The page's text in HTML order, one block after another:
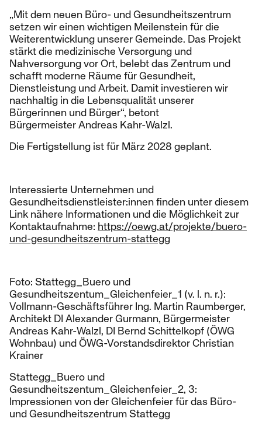
„Mit dem neuen Büro- und Gesundheitszentrum
setzen wir einen wichtigen Meilenstein für die
Weiterentwicklung unserer Gemeinde. Das Projekt
stärkt die medizinische Versorgung und
Nahversorgung vor Ort, belebt das Zentrum und
schafft moderne Räume für Gesundheit,
Dienstleistung und Arbeit. Damit investieren wir
nachhaltig in die Lebensqualität unserer
Bürgerinnen und Bürger“, betont
Bürgermeister Andreas Kahr-Walzl.
Die Fertigstellung ist für März 2028 geplant.
Interessierte Unternehmen und
Gesundheitsdienstleister:innen finden unter diesem
Link nähere Informationen und die Möglichkeit zur
Kontaktaufnahme: https://oewg.at/projekte/buero-
und-gesundheitszentrum-stattegg
Foto: Stattegg_Buero und
Gesundheitszentum_Gleichenfeier_1 (v. l. n. r.):
Vollmann-Geschäftsführer Ing. Martin Raumberger,
Architekt DI Alexander Gurmann, Bürgermeister
Andreas Kahr-Walzl, DI Bernd Schittelkopf (ÖWG
Wohnbau) und ÖWG-Vorstandsdirektor Christian
Krainer
Stattegg_Buero und
Gesundheitszentum_Gleichenfeier_2, 3:
Impressionen von der Gleichenfeier für das Büro-
und Gesundheitszentrum Stattegg